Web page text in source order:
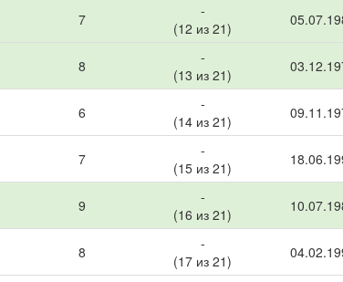
7
-
(12 из 21)
8
-
(13 из 21)
6
-
(14 из 21)
7
-
(15 из 21)
9
-
(16 из 21)
8
-
(17 из 21)